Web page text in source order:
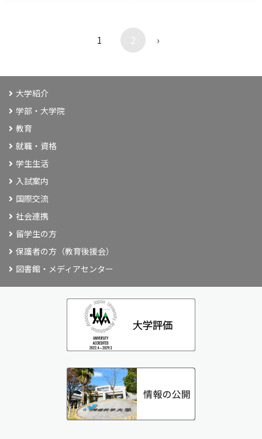
1 2 ›
大学紹介
学部・大学院
教育
就職・資格
学生生活
入試案内
国際交流
社会連携
留学生の方
保護者の方（教育後援会）
図書館・メディアセンター